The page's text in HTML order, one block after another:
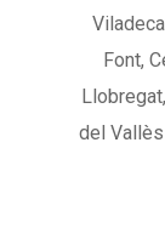
Font,
del